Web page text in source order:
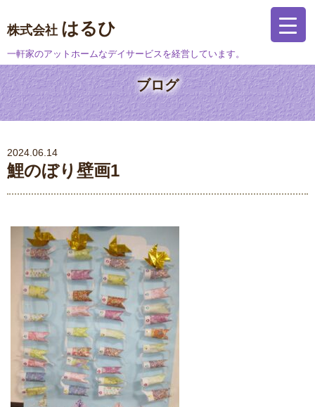
株式会社 はるひ
一軒家のアットホームなデイサービスを経営しています。
ブログ
2024.06.14
鯉のぼり壁画1